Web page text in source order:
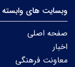
وبسایت های وابسته
صفحه اصلی
اخبار
معاونت فرهنگی